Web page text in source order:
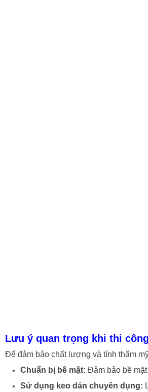
Lưu ý quan trọng khi thi
Để đảm bảo chất lượng và tính thẩm
Chuẩn bị bề mặt: Đảm bảo bề
Sử dụng keo dán chuyên dụng: